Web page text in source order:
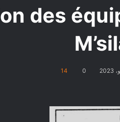
des
0
14